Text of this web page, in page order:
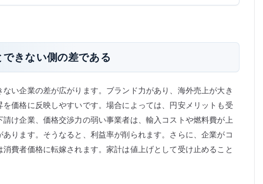
きない側の差である
い企業の差が広がります。ブランド力があり、海外売上が大き
価格に反映しやすいです。場合によっては、円安メリットも受
け企業、価格交渉力の弱い事業者は、輸入コストや燃料費が上
ります。そうなると、利益率が削られます。さらに、企業がコ
費者価格に転嫁されます。家計は値上げとして受け止めること